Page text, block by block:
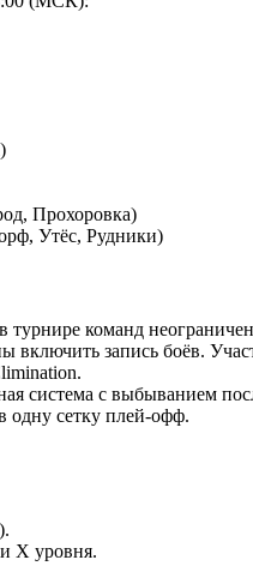
Прохоровка)
Утёс, Рудники)
турнире команд
включить запись боёв.
система с выбыванием
одну сетку плей-офф.
X уровня.